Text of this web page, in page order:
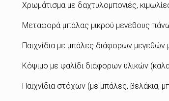
Χρωμάτισμα με δαχτυλομπογιές,
Μεταφορά μπάλας μικρού μεγέθους
Παιχνίδια με μπάλες διάφορων
Κόψιμο με ψαλίδι διάφορων υλικών
Παιχνίδια στόχων (με μπάλες, βελάκια,